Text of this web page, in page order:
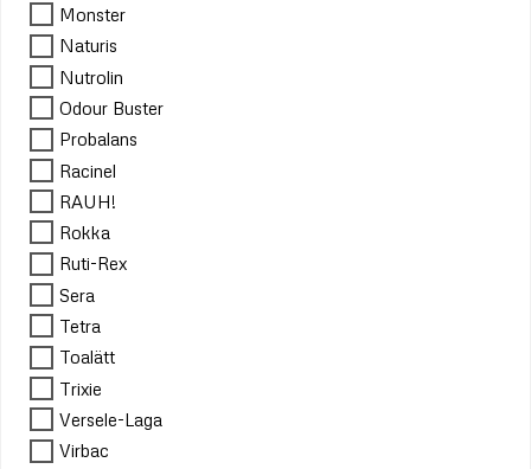
Monster
Naturis
Nutrolin
Odour Buster
Probalans
Racinel
RAUH!
Rokka
Ruti-Rex
Sera
Tetra
Toalätt
Trixie
Versele-Laga
Virbac